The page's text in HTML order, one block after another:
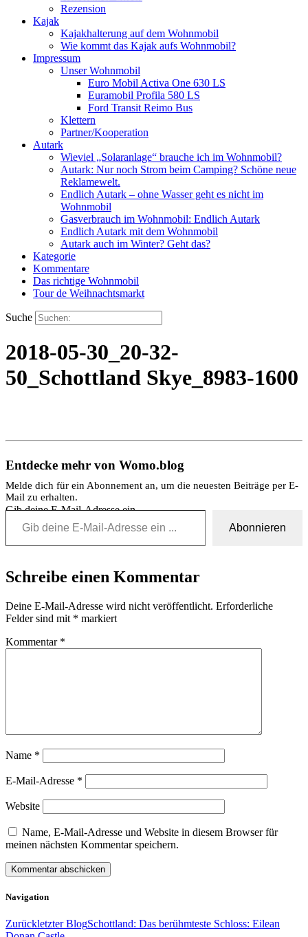
Rezension
Kajak
Kajakhalterung auf dem Wohnmobil
Wie kommt das Kajak aufs Wohnmobil?
Impressum
Unser Wohnmobil
Euro Mobil Activa One 630 LS
Euramobil Profila 580 LS
Ford Transit Reimo Bus
Klettern
Partner/Kooperation
Autark
Wieviel „Solaranlage“ brauche ich im Wohnmobil?
Autark: Nur noch Strom beim Camping? Schöne neue
Reklamewelt.
Endlich Autark – ohne Wasser geht es nicht im
Wohnmobil
Gasverbrauch im Wohnmobil: Endlich Autark
Endlich Autark mit dem Wohnmobil
Autark auch im Winter? Geht das?
Kategorie
Kommentare
Das richtige Wohnmobil
Tour de Weihnachtsmarkt
Suche
2018-05-30_20-32-
50_Schottland Skye_8983-1600
Entdecke mehr von Womo.blog
Melde dich für ein Abonnement an, um die neuesten Beiträge per E-
Mail zu erhalten.
Gib deine E-Mail-Adresse ein ...
Abonnieren
Schreibe einen Kommentar
Deine E-Mail-Adresse wird nicht veröffentlicht. Erforderliche
Felder sind mit * markiert
Kommentar *
Name *
E-Mail-Adresse *
Website
Name, E-Mail-Adresse und Website in diesem Browser für
meinen nächsten Kommentar speichern.
Navigation
Zurückletzter BlogSchottland: Das berühmteste Schloss: Eilean